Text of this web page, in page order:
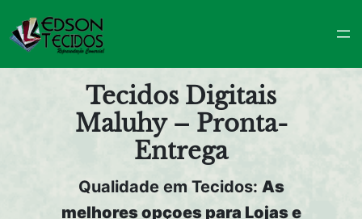
Pular
para
o
Tecidos Digitais
Maluhy – Pronta-
Entrega
Qualidade em Tecidos: As
melhores opçoes para Lojas e